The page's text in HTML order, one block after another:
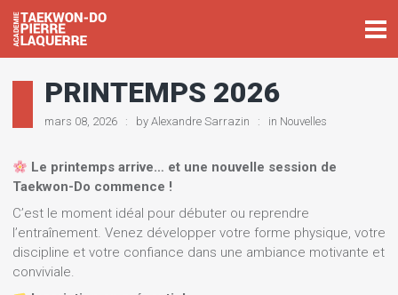
PRINTEMPS 2026
mars 08, 2026 by Alexandre Sarrazin in Nouvelles
Le printemps arrive… et une nouvelle session de
Taekwon-Do commence !
C’est le moment idéal pour débuter ou reprendre
l’entraînement. Venez développer votre forme physique, votre
discipline et votre confiance dans une ambiance motivante et
conviviale.